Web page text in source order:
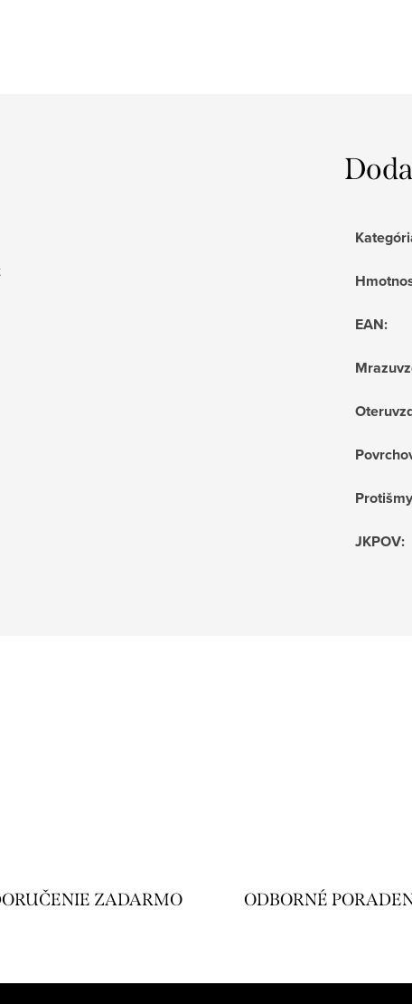
EAN:
JKPOV:
ZADARMO ODBORNÉ